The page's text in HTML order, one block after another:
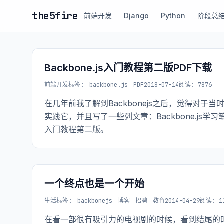
the5fire 前端开发 Django Python 阶段总
Backbone.js入门教程第二版PDF下载
前端开发标签: backbone.js PDF2018-07-14阅读: 7876
在几年前我了解到Backbonejs之后，觉得对于当
实践它，并且写了一些列文章：Backbone.js学
入门教程第二版。
一个终点也是一个开始
生活标签: backbonejs 博客 招聘 教育2014-04-29阅读:
在看一部很有吸引力的电视剧的时候，看到结尾